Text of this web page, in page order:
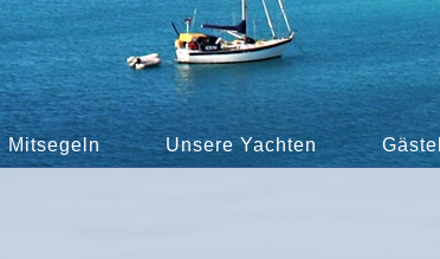
Mitsegeln Unsere Yachten